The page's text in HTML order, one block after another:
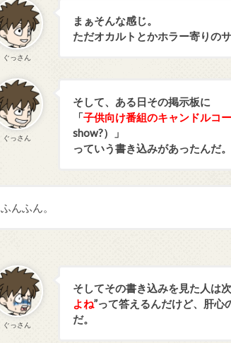
ぐっさん
まぁそんな感じ。
ただオカルトとかホラー寄りの
ぐっさん
そして、ある日その掲示板に
「子供向け番組のキャンドルコ
show?）」
っていう書き込みがあったんだ。
ふんふん。
ぐっさん
そしてその書き込みを見た人は
よね”って答えるんだけど、肝
だ。